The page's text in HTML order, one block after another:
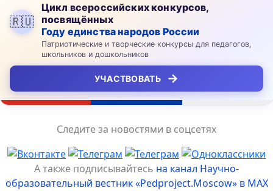
🇷🇺
Цикл всероссийских конкурсов,
посвящённых
Году единства народов России
Патриотические и творческие конкурсы для педагогов,
школьников и дошкольников
УЧАСТВОВАТЬ →
Следите за новостями в соцсетях
А также подписывайтесь на канал Научно-
образовательный вестник «Pedproject.Moscow» в MAX